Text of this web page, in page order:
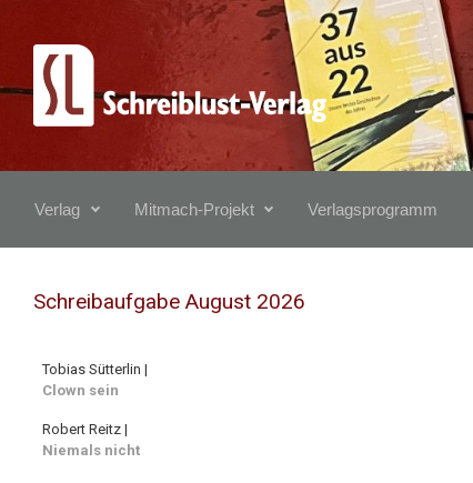
Zum Hauptinhalt springen
Verlag Mitmach-Projekt Verlagsprogramm
Schreibaufgabe August 2026
Tobias Sütterlin |
Clown sein
Robert Reitz |
Niemals nicht